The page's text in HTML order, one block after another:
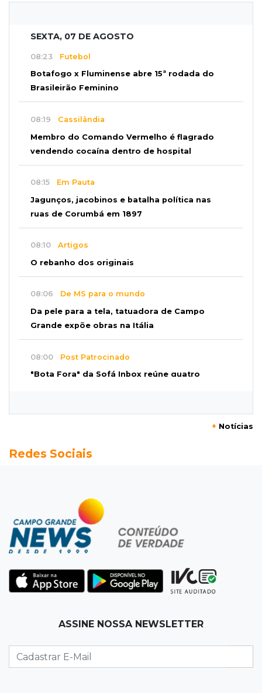
SEXTA, 07 DE AGOSTO
08:23 Futebol
Botafogo x Fluminense abre 15ª rodada do
Brasileirão Feminino
08:19 Cassilândia
Membro do Comando Vermelho é flagrado
vendendo cocaína dentro de hospital
08:15 Em Pauta
Jagunços, jacobinos e batalha política nas
ruas de Corumbá em 1897
08:10 Artigos
O rebanho dos originais
08:06 De MS para o mundo
Da pele para a tela, tatuadora de Campo
Grande expõe obras na Itália
08:00 Post Patrocinado
"Bota Fora" da Sofá Inbox reúne quatro
passeio campo-grandense
Torneio de futsal abre 34ª edição com quatro
jogos neste sábado
07:48Pele Vermelha, Corona, Valley...
imaginação de Scalise
Agosto no Bosque reúne esporte, cultura e
+ Notícias
Redes Sociais
ASSINE NOSSA NEWSLETTER